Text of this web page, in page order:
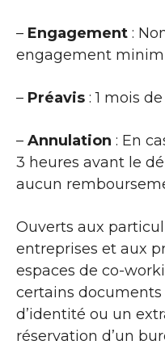
– Engagement :
engagement
– Préavis : 1 mois
– Annulation : En
3 heures avant le
aucun
Ouverts aux
entreprises et aux
espaces de co-
certains
d’identité ou un
réservation d’un